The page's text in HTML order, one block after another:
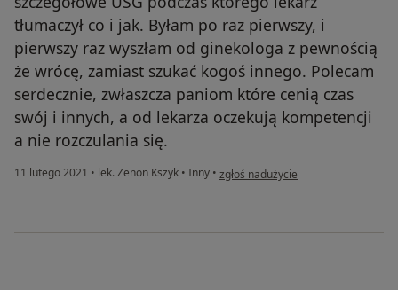
tłumaczył co i jak. Byłam po raz pierwszy, i
pierwszy raz wyszłam od ginekologa z pewnością
że wrócę, zamiast szukać kogoś innego. Polecam
serdecznie, zwłaszcza paniom które cenią czas
swój i innych, a od lekarza oczekują kompetencji
a nie rozczulania się.
11 lutego 2021 • lek. Zenon Kszyk • Inny • w opinii użytkownika Gabriela M
zgłoś nadużycie